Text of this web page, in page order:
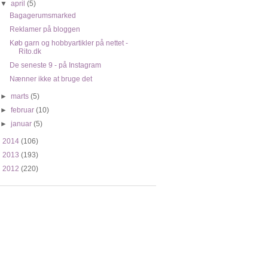
▼april(5)
Bagagerumsmarked
Reklamer på bloggen
Køb garn og hobbyartikler på nettet -
Rito.dk
De seneste 9 - på Instagram
Nænner ikke at bruge det
►marts(5)
►februar(10)
►januar(5)
2014 (106)
2013 (193)
2012 (220)